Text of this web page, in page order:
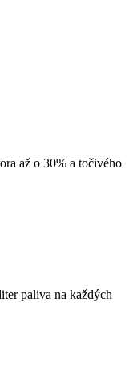
až o 30% a točivého
paliva na každých